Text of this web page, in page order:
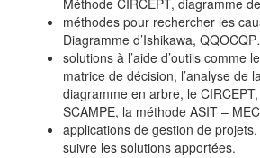
Méthode CIRCEPT, diagramme
méthodes pour rechercher les
Diagramme d’Ishikawa,
solutions à l’aide d’outils comme
matrice de décision, l’analyse de
diagramme en arbre, le
SCAMPE, la méthode ASIT –
applications de gestion de
suivre les solutions apportées.